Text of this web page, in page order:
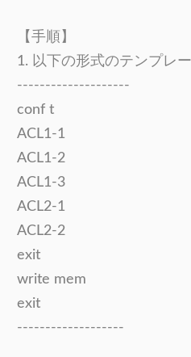
【手順】
1. 以下の形式のテンプレ
--------------------
conf t
ACL1-1
ACL1-2
ACL1-3
ACL2-1
ACL2-2
exit
write mem
exit
-------------------